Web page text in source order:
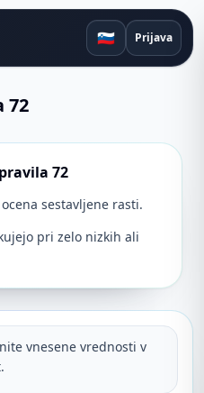
iskanje 🇸🇮 Prijava
72
72
sestavljene rasti.
pri zelo nizkih ali
vnesene vrednosti v